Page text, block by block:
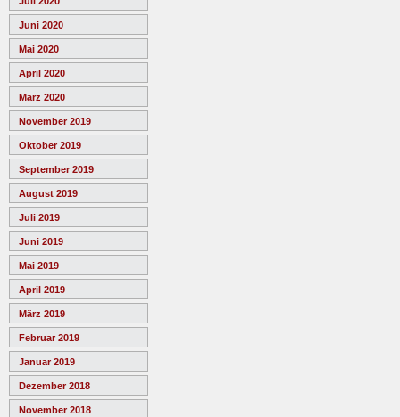
Juni 2020
Mai 2020
April 2020
März 2020
November 2019
Oktober 2019
September 2019
August 2019
Juli 2019
Juni 2019
Mai 2019
April 2019
März 2019
Februar 2019
Januar 2019
Dezember 2018
November 2018